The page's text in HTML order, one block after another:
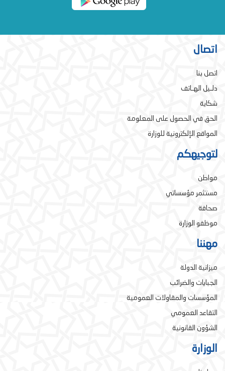
اتصال
اتصل بنا
دلـيل الهـاتف
شكاية
الحق في الحصول على المعلومة
المواقع الإلكترونية للوزارة
لتوجيهكم
مواطن
مستثمر مؤسساتي
صحافة
موظفو الوزارة
مهننا
ميزانية الدولة
الجبايات والضرائب
المؤسسات والمقاولات العمومية
التقاعد العمومي
الشؤون القانونية
الوزارة